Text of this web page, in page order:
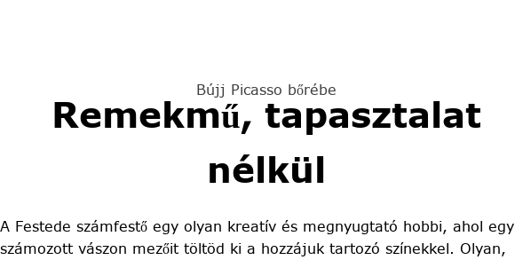
Bújj Picasso bőrébe
Remekmű, tapasztalat
nélkül
A Festede számfestő egy olyan kreatív és megnyugtató hobbi, ahol egy
számozott vászon mezőit töltöd ki a hozzájuk tartozó színekkel. Olyan,